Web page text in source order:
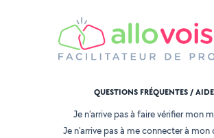
QUESTIONS FRÉQUENTES / AIDE
Je n'arrive pas à faire vérifier mon
Je n'arrive pas à me connecter à